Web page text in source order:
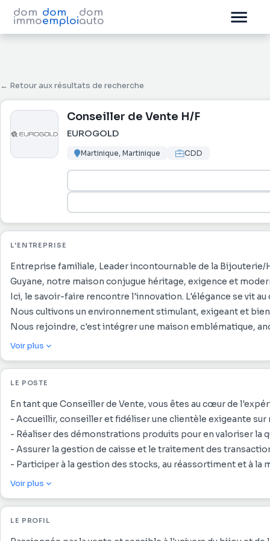
dom
immo
dom
emploi
dom
auto
← Retour aux résultats de recherche
Conseiller de Vente H/F
EUROGOLD
Martinique, Martinique CDD
L'ENTREPRISE
Entreprise familiale, Leader incontournable de la
Guyane, notre maison conjugue héritage, exigence et
Ici, le savoir-faire rencontre l'innovation. L'élégance se vit
Nous cultivons un environnement stimulant, exigeant et
Nous rejoindre, c'est intégrer une maison emblématique,
-Une intégration structurée et réussie grâce à une
-Un cadre de travail stimulant, au cœur d'un univers premium
-De réelles perspectives d'évolution au sein du groupe
-Des opportunités de mobilité interne
-Une formation continue pour développer vos
-Une possibilité de passage en CDI selon profil et
-Des journées de cohésion pour renforcer l'esprit
Voir plus
LE POSTE
En tant que Conseiller de Vente, vous êtes au cœur de
- Accueillir, conseiller et fidéliser une clientèle exigeante
- Réaliser des démonstrations produits pour en valoriser la
- Assurer la gestion de caisse et le traitement des
- Participer à la gestion des stocks, au réassortiment et à la
- Collaborer activement avec l'équipe pour atteindre et
Ce que nous vous offrons :
Voir plus
LE PROFIL